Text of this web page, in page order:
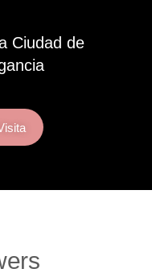
Ciudad de